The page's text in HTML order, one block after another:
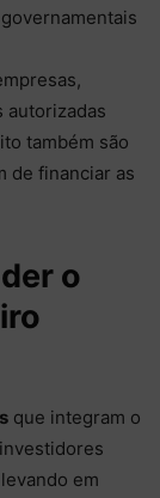
autorizadas
também são
de financiar as
o
que integram o
em